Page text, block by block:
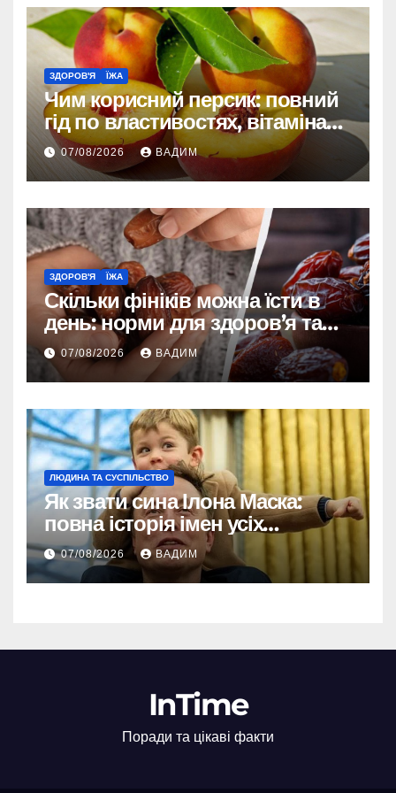
ЗДОРОВ'Я ЇЖА
Чим корисний персик: повний
гід по властивостях, вітамінах і
впливі на організм
07/08/2026 ВАДИМ
ЗДОРОВ'Я ЇЖА
Скільки фініків можна їсти в
день: норми для здоров’я та
енергії
07/08/2026 ВАДИМ
ЛЮДИНА ТА СУСПІЛЬСТВО
Як звати сина Ілона Маска:
повна історія імен усіх
хлопчиків мільярдера
07/08/2026 ВАДИМ
InTime
Поради та цікаві факти